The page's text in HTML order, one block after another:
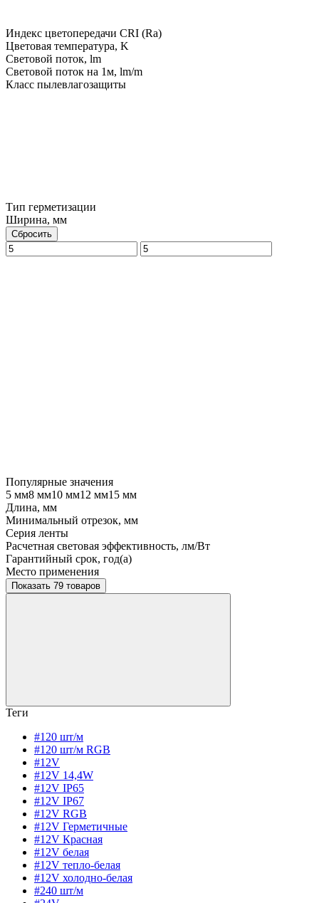
Индекс цветопередачи CRI (Ra)
Цветовая температура, K
Световой поток, lm
Световой поток на 1м, lm/m
Класс пылевлагозащиты
Тип герметизации
Ширина, мм
Сбросить
Популярные значения
5 мм8 мм10 мм12 мм15 мм
Длина, мм
Минимальный отрезок, мм
Серия ленты
Расчетная световая эффективность, лм/Вт
Гарантийный срок, год(а)
Место применения
Показать 79 товаров
Теги
#120 шт/м
#120 шт/м RGB
#12V
#12V 14,4W
#12V IP65
#12V IP67
#12V RGB
#12V Герметичные
#12V Красная
#12V белая
#12V тепло-белая
#12V холодно-белая
#240 шт/м